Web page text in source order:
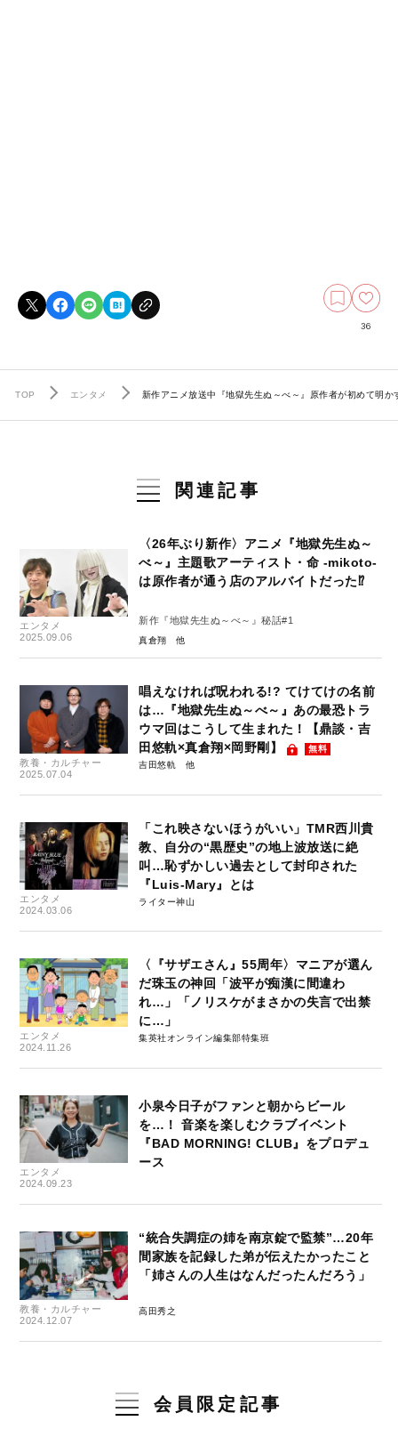
36
TOP エンタメ 新作アニメ放送中『地獄先生ぬ～べ～』原作者が初めて明
関連記事
エンタメ
2025.09.06
〈26年ぶり新作〉アニメ『地獄先生ぬ～
べ～』主題歌アーティスト・命 -mikoto-
は原作者が通う店のアルバイトだった⁉
新作『地獄先生ぬ～べ～』秘話#1
真倉翔
教養・カルチャー
2025.07.04
唱えなければ呪われる!? てけてけの名前
は…『地獄先生ぬ～べ～』あの最恐トラ
ウマ回はこうして生まれた！【鼎談・吉
田悠軌×真倉翔×岡野剛】
無料
吉田悠軌
エンタメ
2024.03.06
「これ映さないほうがいい」TMR西川貴
教、自分の“黒歴史”の地上波放送に絶
叫…恥ずかしい過去として封印された
『Luis-Mary』とは
ライター神山
エンタメ
2024.11.26
〈『サザエさん』55周年〉マニアが選ん
だ珠玉の神回「波平が痴漢に間違わ
れ…」「ノリスケがまさかの失言で出禁
に…」
集英社オンライン編集部特集班
エンタメ
2024.09.23
小泉今日子がファンと朝からビール
を…！ 音楽を楽しむクラブイベント
『BAD MORNING! CLUB』をプロデュ
ース
教養・カルチャー
2024.12.07
“統合失調症の姉を南京錠で監禁”…20年
間家族を記録した弟が伝えたかったこと
「姉さんの人生はなんだったんだろう」
高田秀之
会員限定記事